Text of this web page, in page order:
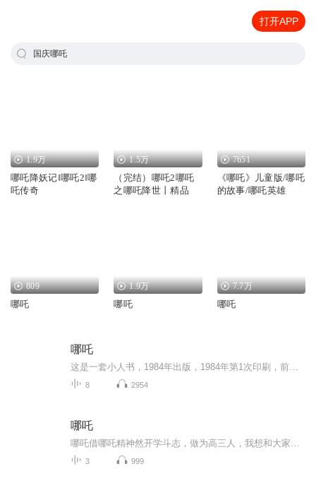
打开APP
国庆哪吒
1.9万
哪吒降妖记‖哪吒2‖哪
吒传奇
1.5万
（完结）哪吒2哪吒
之哪吒降世丨精品
7651
《哪吒》儿童版/哪吒
的故事/哪吒英雄
809
哪吒
1.9万
哪吒
7.7万
哪吒
哪吒
8 2954
哪吒
3 999